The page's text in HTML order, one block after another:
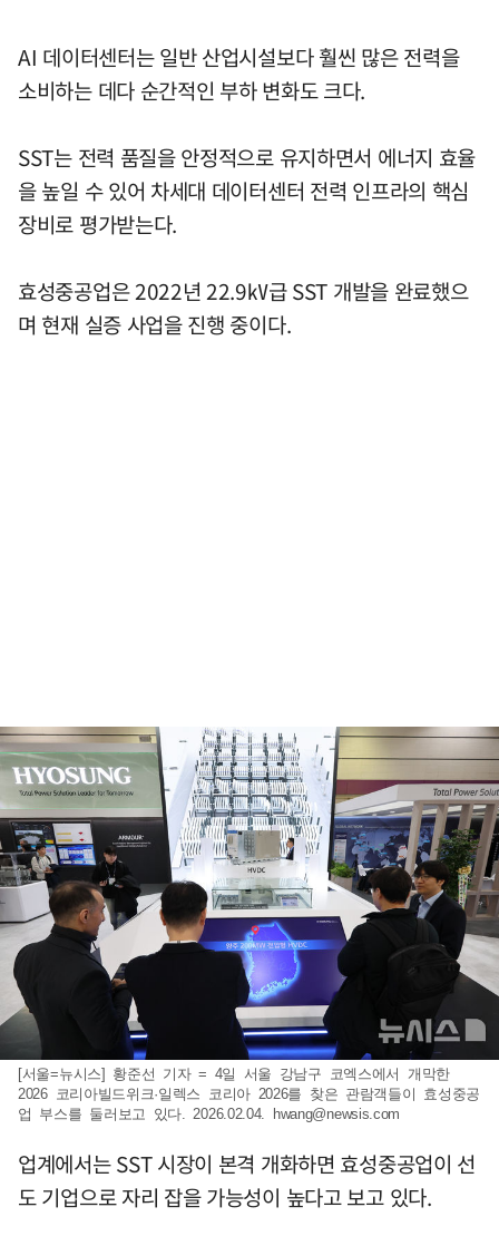
AI 데이터센터는 일반 산업시설보다 훨씬 많은 전력을
소비하는 데다 순간적인 부하 변화도 크다.
SST는 전력 품질을 안정적으로 유지하면서 에너지 효율
을 높일 수 있어 차세대 데이터센터 전력 인프라의 핵심
장비로 평가받는다.
효성중공업은 2022년 22.9㎸급 SST 개발을 완료했으
며 현재 실증 사업을 진행 중이다.
[서울=뉴시스] 황준선 기자 = 4일 서울 강남구 코엑스에서 개막한
2026 코리아빌드위크·일렉스 코리아 2026를 찾은 관람객들이 효성중공
업 부스를 둘러보고 있다. 2026.02.04. hwang@newsis.com
업계에서는 SST 시장이 본격 개화하면 효성중공업이 선
도 기업으로 자리 잡을 가능성이 높다고 보고 있다.